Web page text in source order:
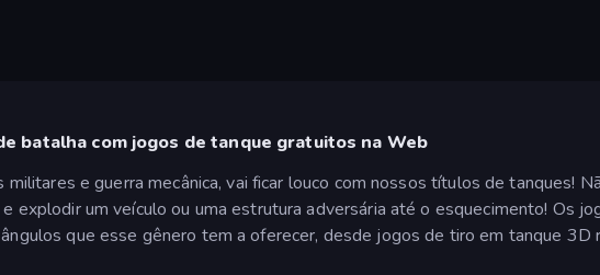
batalha com jogos de tanque gratuitos na Web
militares e guerra mecânica, vai ficar louco com nossos títulos de tanques!
explodir um veículo ou uma estrutura adversária até o esquecimento! Os
que esse gênero tem a oferecer, desde jogos de tiro em tanque